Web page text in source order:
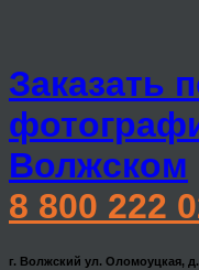
Заказать
Волжском
8 800 222
г. Волжский ул. Оломоуцкая,